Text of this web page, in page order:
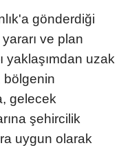
gönderdiği
ve plan
yaklaşımdan uzak
bölgenin
gelecek
şehircilik
uygun olarak